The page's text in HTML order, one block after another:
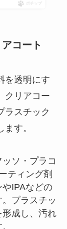
ポチップ
コート
を透明にす
クリアコー
ラスチック
す。
ソ・プラコ
ティング剤
IPAなどの
プラスチッ
成し、汚れ